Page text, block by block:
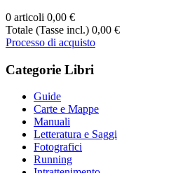
0 articoli 0,00 €
Totale (Tasse incl.) 0,00 €
Processo di acquisto
Categorie Libri
Guide
Carte e Mappe
Manuali
Letteratura e Saggi
Fotografici
Running